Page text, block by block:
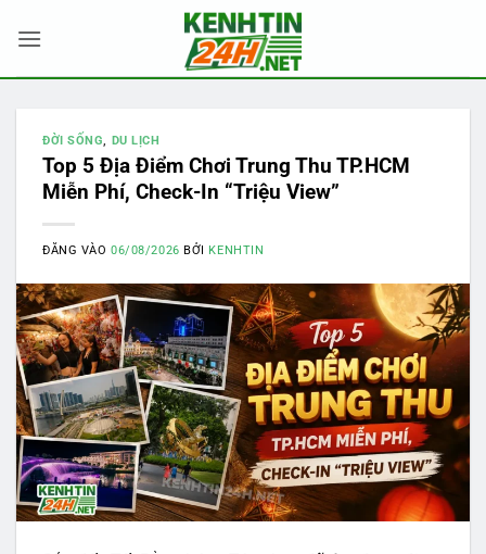
qua
ĐỜI SỐNG, DU LỊCH
Top 5 Địa Điểm Chơi Trung Thu TP.HCM
Miễn Phí, Check-In “Triệu View”
ĐĂNG VÀO06/08/2026 BỞI KENHTIN